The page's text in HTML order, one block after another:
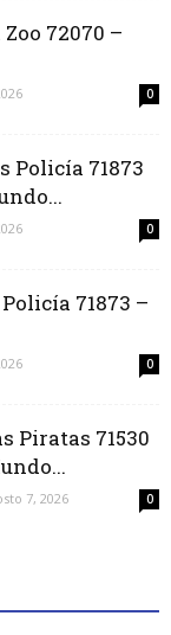
72070 –
0
Policía 71873
0
71873 –
0
Piratas 71530
7, 2026 0